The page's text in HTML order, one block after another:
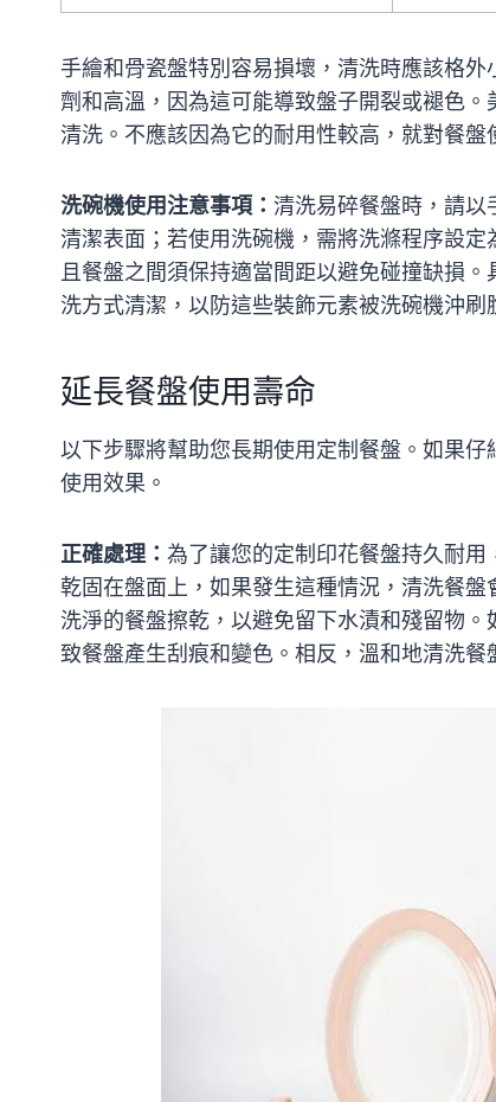
手繪和骨瓷盤特別容易損壞，清洗時應該格
劑和高溫，因為這可能導致盤子開裂或褪色
清洗。不應該因為它的耐用性較高，就對餐盤
洗碗機使用注意事項： 清洗易碎餐盤時，請
清潔表面；若使用洗碗機，需將洗滌程序設
且餐盤之間須保持適當間距以避免碰撞缺損
洗方式清潔，以防這些裝飾元素被洗碗機沖刷
延長餐盤使用壽命
以下步驟將幫助您長期使用定制餐盤。如果
使用效果。
正確處理： 為了讓您的定制印花餐盤持久耐
乾固在盤面上，如果發生這種情況，清洗餐
洗淨的餐盤擦乾，以避免留下水漬和殘留物
致餐盤產生刮痕和變色。相反，溫和地清洗餐